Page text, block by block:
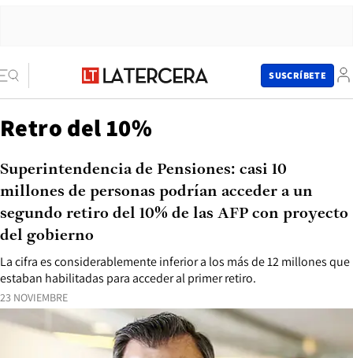
SUSCRÍBETE
Retro del 10%
23 NOVIEMBRE
La cifra es considerablemente inferior a los más de 12 millones que
estaban habilitadas para acceder al primer retiro.
Superintendencia de Pensiones: casi 10
millones de personas podrían acceder a un
segundo retiro del 10% de las AFP con proyecto
del gobierno